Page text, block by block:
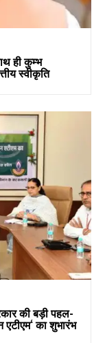
ही कुम्भ
स्वीकृति
की बड़ी पहल-
एटीएम‘ का शुभारंभ